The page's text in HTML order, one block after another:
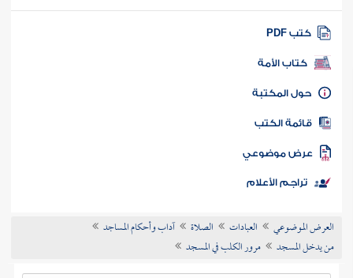
كتب PDF
كتاب الأمة
المكتبة
الكتب
موضوعي
تراجم الأعلام
العرض الموضوعي العبادات الصلاة
آداب وأحكام المساجد
من يدخل المسجد
مرور الكلب في المسجد